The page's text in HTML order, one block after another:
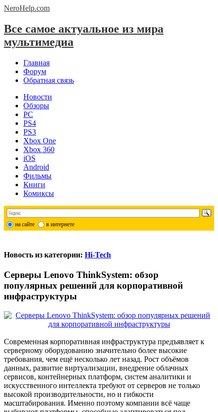
NeroHelp.com
Все самое актуальное из мира
мультимедиа
Главная
Форум
Обратная связь
Новости
Обзоры
PC
PS4
PS3
Xbox One
Xbox 360
iOS
Android
Фильмы
Книги
Комиксы
на сайте в интернете
Новость из категории: Hi-Tech
Серверы Lenovo ThinkSystem: обзор
популярных решений для корпоративной
инфраструктуры
Современная корпоративная инфраструктура предъявляет к
серверному оборудованию значительно более высокие
требования, чем ещё несколько лет назад. Рост объёмов
данных, развитие виртуализации, внедрение облачных
сервисов, контейнерных платформ, систем аналитики и
искусственного интеллекта требуют от серверов не только
высокой производительности, но и гибкости
масштабирования. Именно поэтому компании всё чаще